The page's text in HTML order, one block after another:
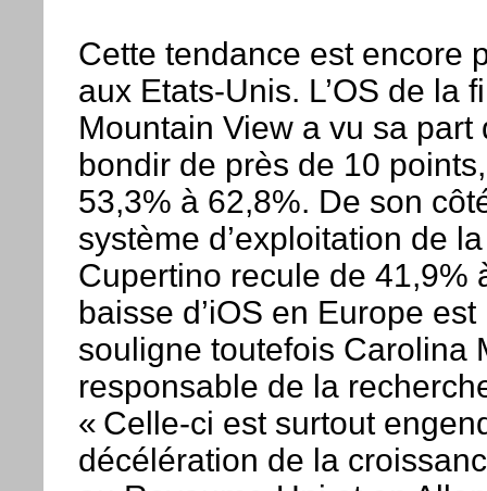
Cette tendance est encore
aux Etats-Unis. L’OS de la
Mountain View a vu sa part
bondir de près de 10
53,3% à 62,8%. De son
système d’exploitation de
Cupertino recule de 41,9%
baisse d’iOS en Europe
souligne toutefois Carolina
responsable de la
« Celle-ci est surtout
décélération de la